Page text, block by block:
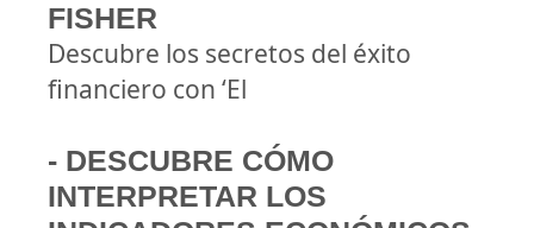
FISHER
Descubre los secretos del éxito
financiero con ‘El
- DESCUBRE CÓMO
INTERPRETAR LOS